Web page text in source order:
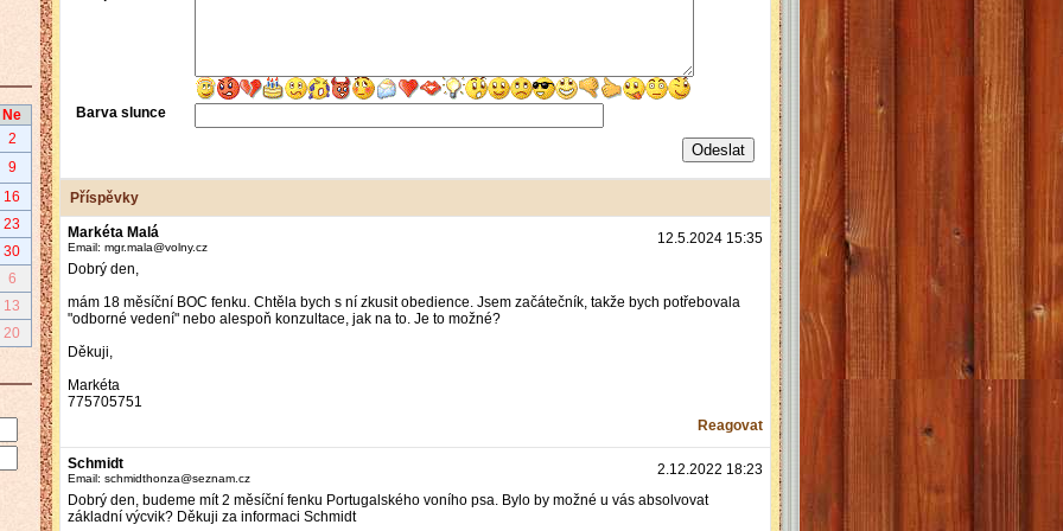
Barva slunce
Příspěvky
Markéta Malá
Email: mgr.mala@volny.cz
12.5.2024 15:35
Dobrý den,
mám 18 měsíční BOC fenku. Chtěla bych s ní zkusit obedience. Jsem začátečník, takže bych potřebovala
"odborné vedení" nebo alespoň konzultace, jak na to. Je to možné?
Děkuji,
Markéta
775705751
Reagovat
Schmidt
Email: schmidthonza@seznam.cz
2.12.2022 18:23
Dobrý den, budeme mít 2 měsíční fenku Portugalského voního psa. Bylo by možné u vás absolvovat
základní výcvik? Děkuji za informaci Schmidt
Ne
2
9
16
23
30
6
13
20